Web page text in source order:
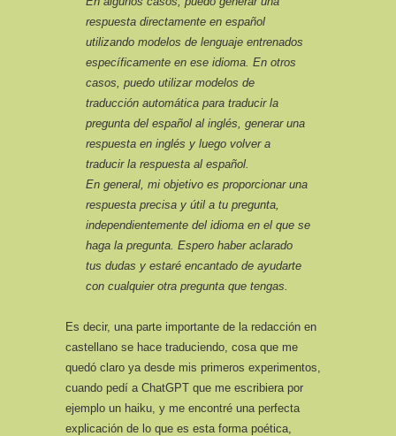
respuesta directamente en español
utilizando modelos de lenguaje entrenados
específicamente en ese idioma. En otros
casos, puedo utilizar modelos de
traducción automática para traducir la
pregunta del español al inglés, generar una
respuesta en inglés y luego volver a
traducir la respuesta al español.
En general, mi objetivo es proporcionar una
respuesta precisa y útil a tu pregunta,
independientemente del idioma en el que se
haga la pregunta. Espero haber aclarado
tus dudas y estaré encantado de ayudarte
con cualquier otra pregunta que tengas.
Es decir, una parte importante de la redacción en
castellano se hace traduciendo, cosa que me
quedó claro ya desde mis primeros experimentos,
cuando pedí a ChatGPT que me escribiera por
ejemplo un haiku, y me encontré una perfecta
explicación de lo que es esta forma poética,